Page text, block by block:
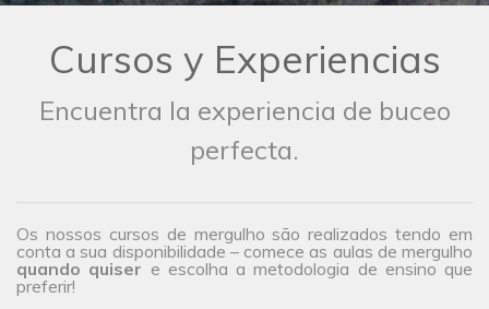
Cursos y Experiencias
Encuentra la experiencia de buceo
perfecta.
Os nossos cursos de mergulho são realizados tendo em
conta a sua disponibilidade – comece as aulas de mergulho
quando quiser e escolha a metodologia de ensino que
preferir!